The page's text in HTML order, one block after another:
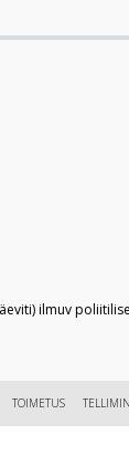
ilmuv
TOIMETUS